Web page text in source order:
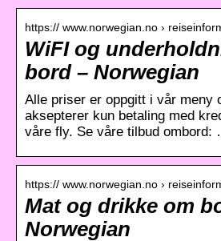
https:// www.norwegian.no ›
WiFI og
bord – Norwegian
Alle priser er oppgitt i vår meny
aksepterer kun betaling med
våre fly. Se våre tilbud ombord:
https:// www.norwegian.no ›
Mat og drikke om
Norwegian